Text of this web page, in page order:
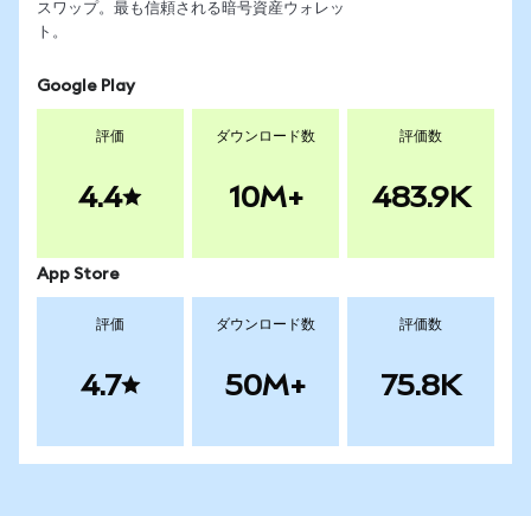
スワップ。最も信頼される暗号資産ウォレッ
ト。
Google Play
評価
4.4
ダウンロード数
10M+
評価数
483.9K
App Store
評価
4.7
ダウンロード数
50M+
評価数
75.8K